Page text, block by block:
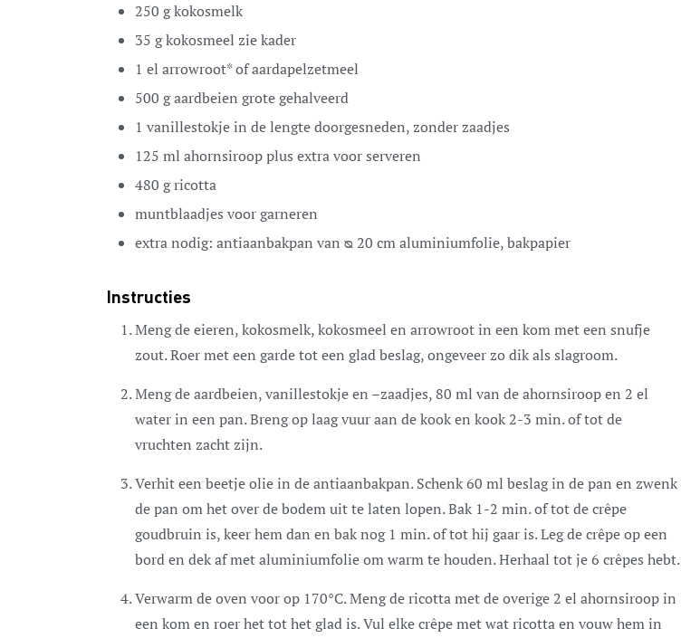
250 gkokosmelk
35 gkokosmeel zie kader
1 el arrowroot*of aardapelzetmeel
500 gaardbeien grote gehalveerd
1 vanillestokjein de lengte doorgesneden, zonder zaadjes
125 ml ahornsiroopplus extra voor serveren
480 gricotta
muntblaadjes voor garneren
extra nodig: antiaanbakpan van ᴓ 20 cmaluminiumfolie, bakpapier
Instructies
Meng de eieren, kokosmelk, kokosmeel en arrowroot in een kom met een snufje
zout. Roer met een garde tot een glad beslag, ongeveer zo dik als slagroom.
Meng de aardbeien, vanillestokje en –zaadjes, 80 ml van de ahornsiroop en 2 el
water in een pan. Breng op laag vuur aan de kook en kook 2-3 min. of tot de
vruchten zacht zijn.
Verhit een beetje olie in de antiaanbakpan. Schenk 60 ml beslag in de pan en zwenk
de pan om het over de bodem uit te laten lopen. Bak 1-2 min. of tot de crêpe
goudbruin is, keer hem dan en bak nog 1 min. of tot hij gaar is. Leg de crêpe op een
bord en dek af met aluminiumfolie om warm te houden. Herhaal tot je 6 crêpes hebt.
Verwarm de oven voor op 170°C. Meng de ricotta met de overige 2 el ahornsiroop in
een kom en roer het tot het glad is. Vul elke crêpe met wat ricotta en vouw hem in